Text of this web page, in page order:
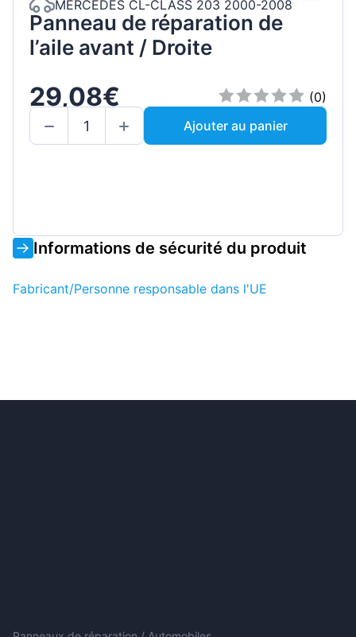
MERCEDES CL-CLASS 203 2000-2008
Panneau de réparation de
l’aile avant / Droite
29,08€
(0)
Ajouter au panier
Informations de sécurité du produit
Fabricant/Personne responsable dans l'UE